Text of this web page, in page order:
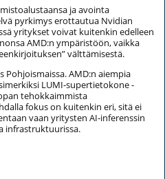
ja avointa
pyrkimys erottautua Nvidian
yritykset voivat kuitenkin edelleen
AMD:n ympäristöön, vaikka
välttämisestä.
AMD:n aiempia
LUMI-super­tietokone -
tehokkaimmista
fokus on kuitenkin eri, sitä ei
vaan yritysten AI-inferenssin
infrastruktuurissa.